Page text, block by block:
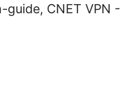
CNET VPN -